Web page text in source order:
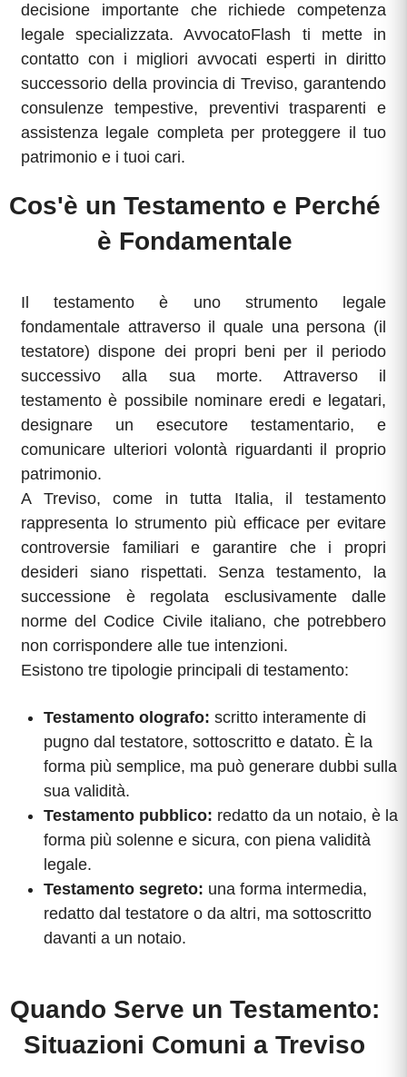
decisione importante che richiede competenza
legale specializzata. AvvocatoFlash ti mette in
contatto con i migliori avvocati esperti in diritto
successorio della provincia di Treviso, garantendo
consulenze tempestive, preventivi trasparenti e
assistenza legale completa per proteggere il tuo
patrimonio e i tuoi cari.
Cos'è un Testamento e Perché
è Fondamentale
Il testamento è uno strumento legale
fondamentale attraverso il quale una persona (il
testatore) dispone dei propri beni per il periodo
successivo alla sua morte. Attraverso il
testamento è possibile nominare eredi e legatari,
designare un esecutore testamentario, e
comunicare ulteriori volontà riguardanti il proprio
patrimonio.
A Treviso, come in tutta Italia, il testamento
rappresenta lo strumento più efficace per evitare
controversie familiari e garantire che i propri
desideri siano rispettati. Senza testamento, la
successione è regolata esclusivamente dalle
norme del Codice Civile italiano, che potrebbero
non corrispondere alle tue intenzioni.
Esistono tre tipologie principali di testamento:
Testamento olografo: scritto interamente di
pugno dal testatore, sottoscritto e datato. È la
forma più semplice, ma può generare dubbi sulla
sua validità.
Testamento pubblico: redatto da un notaio, è la
forma più solenne e sicura, con piena validità
legale.
Testamento segreto: una forma intermedia,
redatto dal testatore o da altri, ma sottoscritto
davanti a un notaio.
Quando Serve un Testamento:
Situazioni Comuni a Treviso